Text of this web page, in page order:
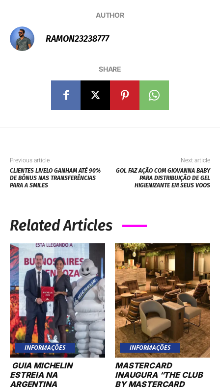
AUTHOR
RAMON23238777
SHARE
Previous article
CLIENTES LIVELO GANHAM ATÉ 90%
DE BÔNUS NAS TRANSFERÊNCIAS
PARA A SMILES
Next article
GOL FAZ AÇÃO COM GIOVANNA BABY
PARA DISTRIBUIÇÃO DE GEL
HIGIENIZANTE EM SEUS VOOS
Related Articles
INFORMAÇÕES
GUIA MICHELIN
ESTREIA NA
ARGENTINA
INFORMAÇÕES
MASTERCARD
INAUGURA “THE CLUB
BY MASTERCARD